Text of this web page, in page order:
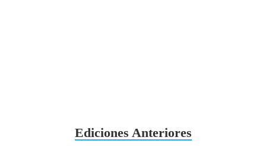
Ediciones Anteriores